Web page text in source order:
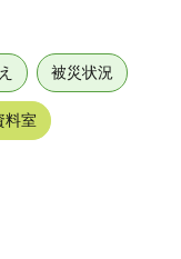
被災状況
料室